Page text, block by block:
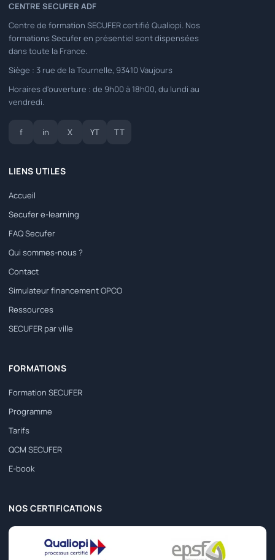
CENTRE SECUFER ADF
Centre de formation SECUFER certifié Qualiopi. Nos
formations Secufer en présentiel sont dispensées
dans toute la France.
Siège : 3 rue de la Tournelle, 93410 Vaujours
Horaires d'ouverture : de 9h00 à 18h00, du lundi au
vendredi.
f in X YT TT
LIENS UTILES
Accueil
Secufer e-learning
FAQ Secufer
Qui sommes-nous ?
Contact
Simulateur financement OPCO
Ressources
SECUFER par ville
FORMATIONS
Formation SECUFER
Programme
Tarifs
QCM SECUFER
E-book
NOS CERTIFICATIONS